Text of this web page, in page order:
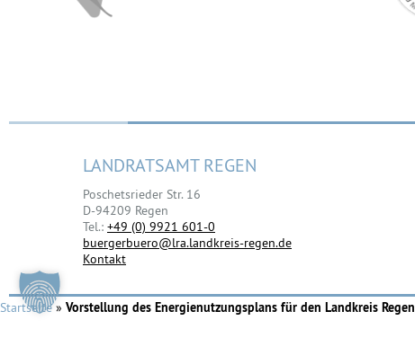
LANDRATSAMT REGEN
Poschetsrieder Str. 16
D-94209 Regen
Tel.: +49 (0) 9921 601-0
buergerbuero@lra.landkreis-regen.de
Kontakt
Startseite» Vorstellung des Energienutzungsplans für den Landkreis Regen